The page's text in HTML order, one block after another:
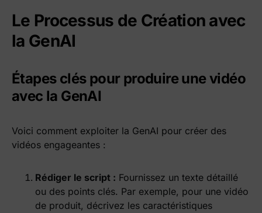
Le Processus de Création avec
la GenAI
Étapes clés pour produire une vidéo
avec la GenAI
Voici comment exploiter la GenAI pour créer des
vidéos engageantes :
Rédiger le script : Fournissez un texte détaillé
ou des points clés. Par exemple, pour une vidéo
de produit, décrivez les caractéristiques